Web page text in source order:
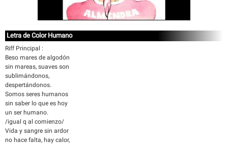
Letra de Color Humano
Riff Principal :
Beso mares de algodón
sin mareas, suaves son
sublimándonos,
despertándonos.
Somos seres humanos
sin saber lo que es hoy
un ser humano.
/igual q al comienzo/
Vida y sangre sin ardor
no hace falta, hay calor,